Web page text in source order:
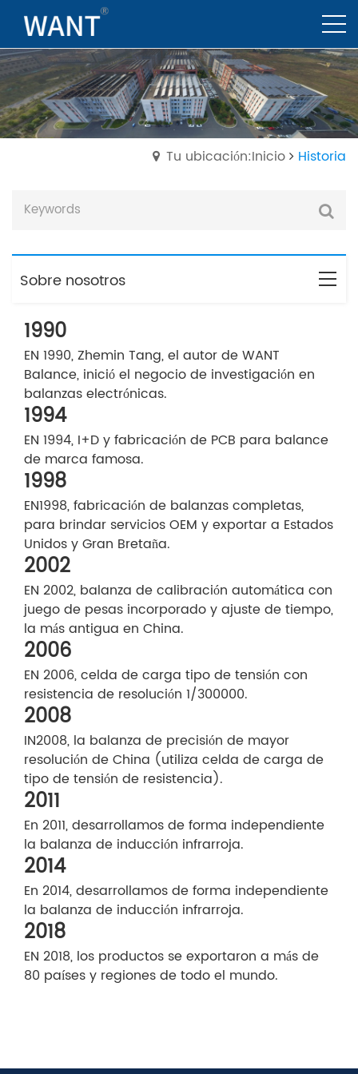
Tu ubicación:Inicio Historia
Sobre nosotros
1990
EN 1990, Zhemin Tang, el autor de WANT
Balance, inició el negocio de investigación en
balanzas electrónicas.
1994
EN 1994, I+D y fabricación de PCB para balance
de marca famosa.
1998
EN1998, fabricación de balanzas completas,
para brindar servicios OEM y exportar a Estados
Unidos y Gran Bretaña.
2002
EN 2002, balanza de calibración automática con
juego de pesas incorporado y ajuste de tiempo,
la más antigua en China.
2006
EN 2006, celda de carga tipo de tensión con
resistencia de resolución 1/300000.
2008
IN2008, la balanza de precisión de mayor
resolución de China (utiliza celda de carga de
tipo de tensión de resistencia).
2011
En 2011, desarrollamos de forma independiente
la balanza de inducción infrarroja.
2014
En 2014, desarrollamos de forma independiente
la balanza de inducción infrarroja.
2018
EN 2018, los productos se exportaron a más de
80 países y regiones de todo el mundo.